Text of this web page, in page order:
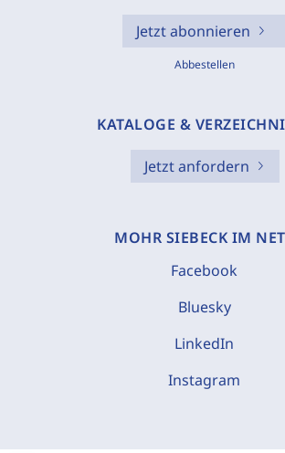
Jetzt abonnieren
Abbestellen
KATALOGE &
Jetzt anfordern
MOHR SIEBECK IM
Facebook
Bluesky
LinkedIn
Instagram